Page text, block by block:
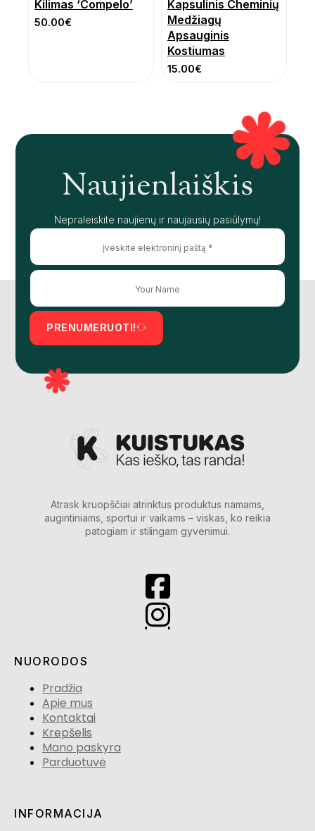
Kilimas ‘Compelo’
50.00€
Kapsulinis Cheminių
Medžiagų
Apsauginis
Kostiumas
15.00€
Naujienlaiškis
Nepraleiskite naujienų ir naujausių pasiūlymų!
PRENUMERUOTI!
Atrask kruopščiai atrinktus produktus namams,
augintiniams, sportui ir vaikams – viskas, ko reikia
patogiam ir stilingam gyvenimui.
NUORODOS
Pradžia
Apie mus
Kontaktai
Krepšelis
Mano paskyra
Parduotuvė
INFORMACIJA